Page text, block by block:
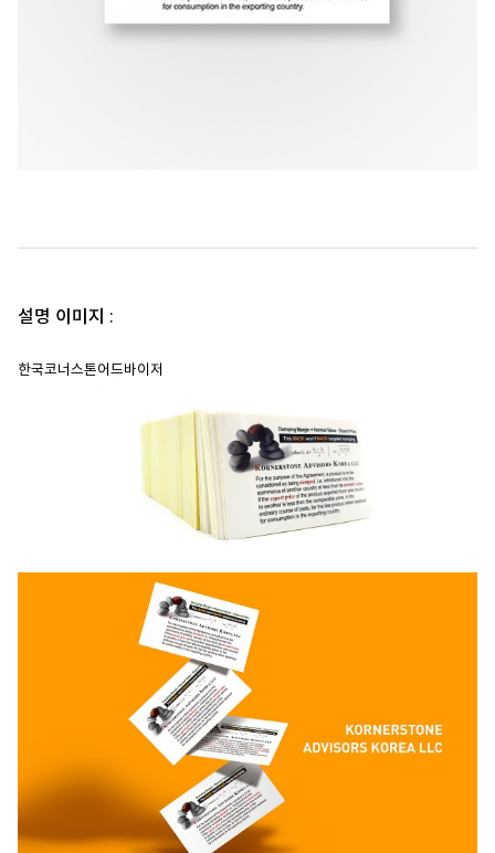
설명 이미지 :
한국코너스톤어드바이저